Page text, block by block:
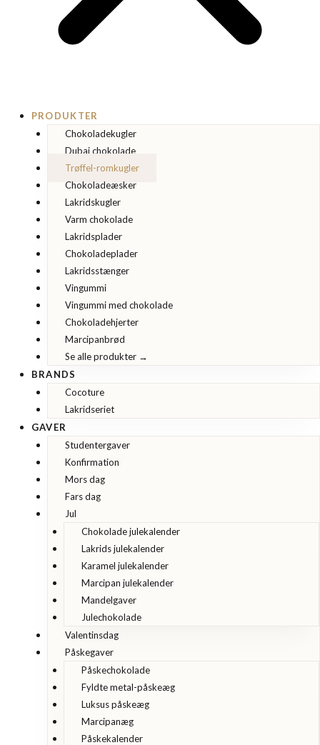
PRODUKTER
Chokoladekugler
Dubai chokolade
Trøffel-romkugler
Chokoladeæsker
Lakridskugler
Varm chokolade
Lakridsplader
Chokoladeplader
Lakridsstænger
Vingummi
Vingummi med chokolade
Chokoladehjerter
Marcipanbrød
Se alle produkter →
BRANDS
Cocoture
Lakridseriet
GAVER
Studentergaver
Konfirmation
Mors dag
Fars dag
Jul
Chokolade julekalender
Lakrids julekalender
Karamel julekalender
Marcipan julekalender
Mandelgaver
Julechokolade
Valentinsdag
Påskegaver
Påskechokolade
Fyldte metal-påskeæg
Luksus påskeæg
Marcipanæg
Påskekalender